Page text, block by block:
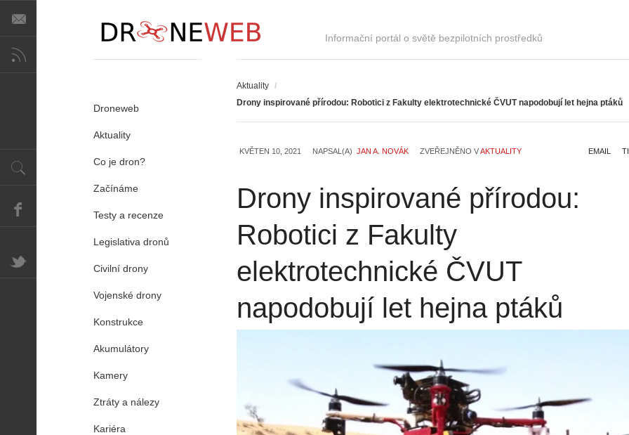
Informační portál o světě bezpilotních prostředků
Aktuality /
Drony inspirované přírodou: Robotici z Fakulty elektrotechnické ČVUT napodobují let hejna ptáků
KVĚTEN 10, 2021 NAPSAL(A) JAN A. NOVÁK ZVEŘEJNĚNO VAKTUALITY EMAIL
Drony inspirované přírodou:
Robotici z Fakulty
elektrotechnické ČVUT
napodobují let hejna ptáků
Droneweb
Aktuality
Co je dron?
Začínáme
Testy a recenze
Legislativa dronů
Civilní drony
Vojenské drony
Konstrukce
Akumulátory
Kamery
Ztráty a nálezy
Kariéra